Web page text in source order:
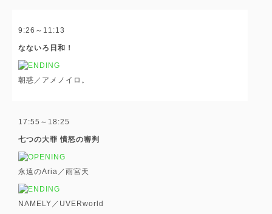
9:26～11:13
なないろ日和！
朝惑／アメノイロ。
17:55～18:25
七つの大罪 憤怒の審判
永遠のAria／雨宮天
NAMELY／UVERworld